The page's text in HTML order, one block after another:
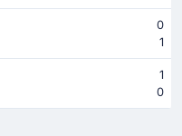
0
1
1
0